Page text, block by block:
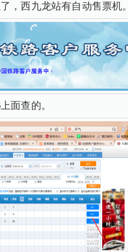
，西九龙站有自动售票机。
面查的。